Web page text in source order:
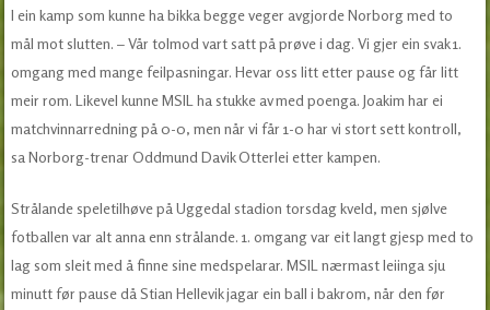
I ein kamp som kunne ha bikka begge veger avgjorde Norborg med to
mål mot slutten. – Vår tolmod vart satt på prøve i dag. Vi gjer ein svak 1.
omgang med mange feilpasningar. Hevar oss litt etter pause og får litt
meir rom. Likevel kunne MSIL ha stukke av med poenga. Joakim har ei
matchvinnarredning på 0-0, men når vi får 1-0 har vi stort sett kontroll,
sa Norborg-trenar Oddmund Davik Otterlei etter kampen.
Strålande speletilhøve på Uggedal stadion torsdag kveld, men sjølve
fotballen var alt anna enn strålande. 1. omgang var eit langt gjesp med to
lag som sleit med å finne sine medspelarar. MSIL nærmast leiinga sju
minutt før pause då Stian Hellevik jagar ein ball i bakrom, når den før